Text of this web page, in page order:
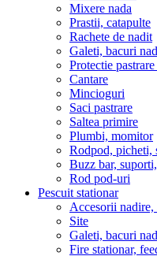
Mixere nada
Prastii, catapulte
Rachete de nadit
Galeti, bacuri
Protectie
Cantare
Mincioguri
Saci pastrare
Saltea primire
Plumbi, momitor
Rodpod, picheti,
Buzz bar,
Rod pod-uri
Pescuit stationar
Accesorii nadire,
Site
Galeti, bacuri
Fire stationar,